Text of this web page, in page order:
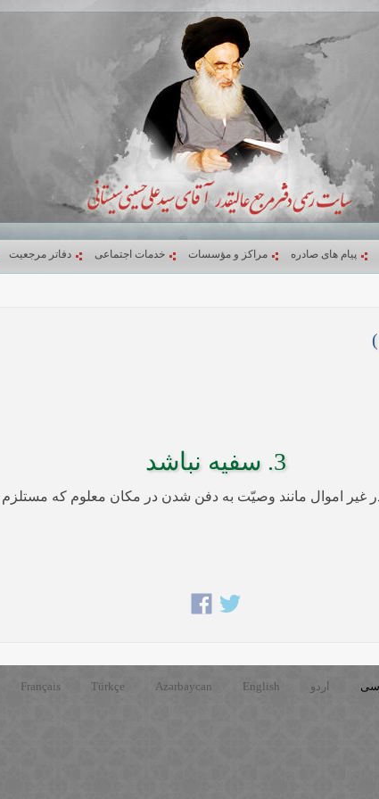
پیام های صادره مراکز و مؤسسات خدمات اجتماعی دفاتر مرجعیت
3. سفیه نباشد
در غیر اموال مانند وصیّت به دفن شدن در مکان معلوم که
اردو English
Azərbaycan
Türkçe
Français